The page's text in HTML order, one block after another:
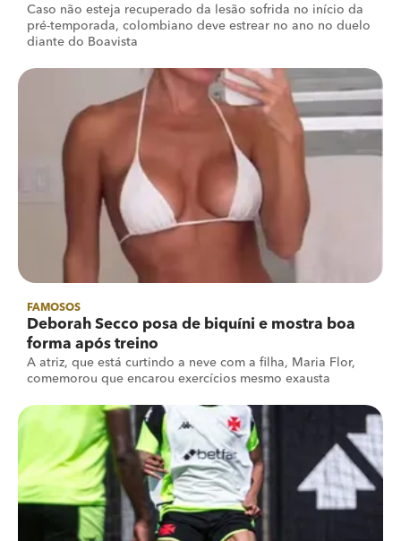
Caso não esteja recuperado da lesão sofrida no início da
pré-temporada, colombiano deve estrear no ano no duelo
diante do Boavista
FAMOSOS
Deborah Secco posa de biquíni e mostra boa
forma após treino
A atriz, que está curtindo a neve com a filha, Maria Flor,
comemorou que encarou exercícios mesmo exausta